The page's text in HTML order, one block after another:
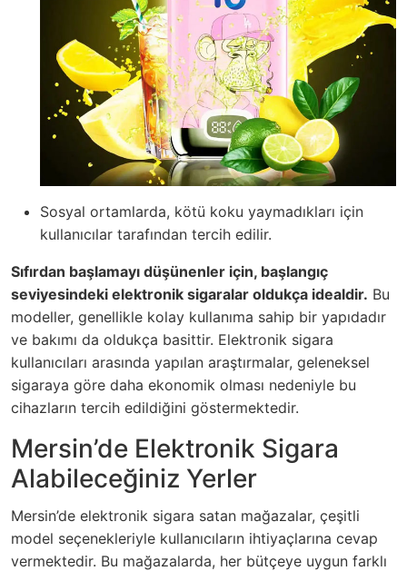
Sosyal ortamlarda, kötü koku yaymadıkları için
kullanıcılar tarafından tercih edilir.
Sıfırdan başlamayı düşünenler için, başlangıç
seviyesindeki elektronik sigaralar oldukça idealdir. Bu
modeller, genellikle kolay kullanıma sahip bir yapıdadır
ve bakımı da oldukça basittir. Elektronik sigara
kullanıcıları arasında yapılan araştırmalar, geleneksel
sigaraya göre daha ekonomik olması nedeniyle bu
cihazların tercih edildiğini göstermektedir.
Mersin’de Elektronik Sigara
Alabileceğiniz Yerler
Mersin’de elektronik sigara satan mağazalar, çeşitli
model seçenekleriyle kullanıcıların ihtiyaçlarına cevap
vermektedir. Bu mağazalarda, her bütçeye uygun farklı